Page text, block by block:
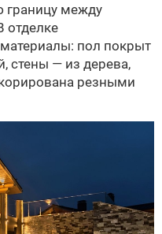
границу между
отделке
пол покрыт
стены — из дерева,
резными